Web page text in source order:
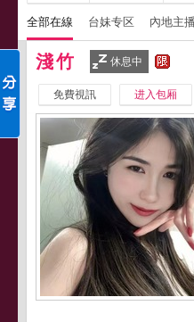
全部在線 台妹专区 內地主播
淺竹 休息中
免費視訊 进入包厢